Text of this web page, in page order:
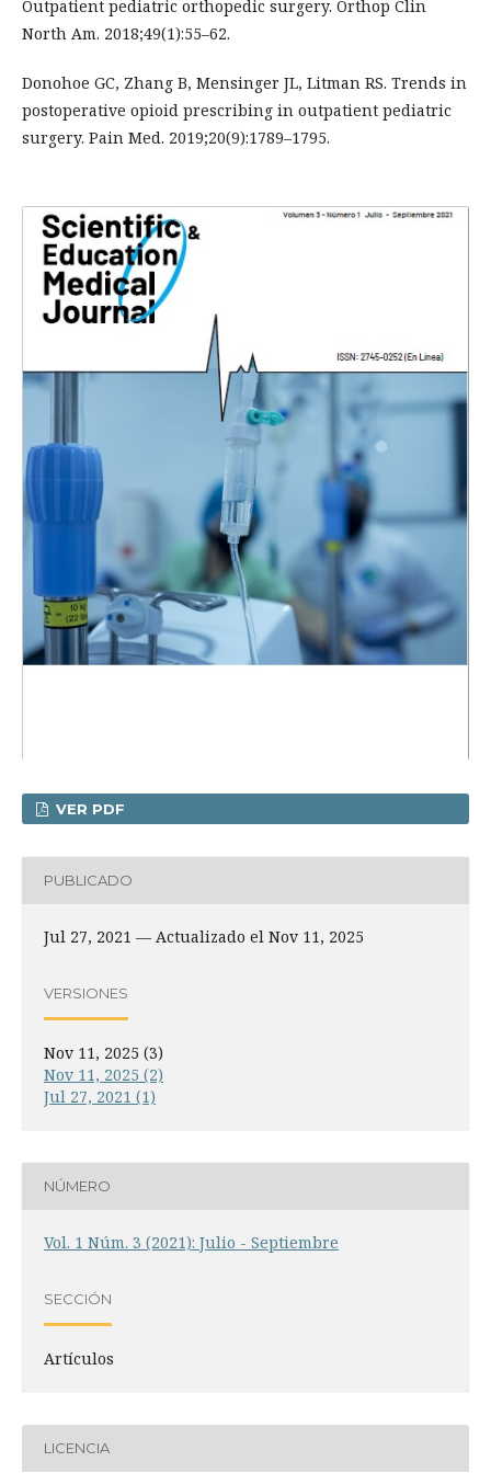
Outpatient pediatric orthopedic surgery. Orthop Clin
North Am. 2018;49(1):55–62.
Donohoe GC, Zhang B, Mensinger JL, Litman RS. Trends in
postoperative opioid prescribing in outpatient pediatric
surgery. Pain Med. 2019;20(9):1789–1795.
VER PDF
PUBLICADO
Jul 27, 2021 — Actualizado el Nov 11, 2025
VERSIONES
Nov 11, 2025 (3)
Nov 11, 2025 (2)
Jul 27, 2021 (1)
NÚMERO
Vol. 1 Núm. 3 (2021): Julio - Septiembre
SECCIÓN
Artículos
LICENCIA